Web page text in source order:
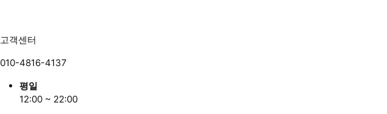
고객센터
010-4816-4137
평일
12:00 ~ 22:00